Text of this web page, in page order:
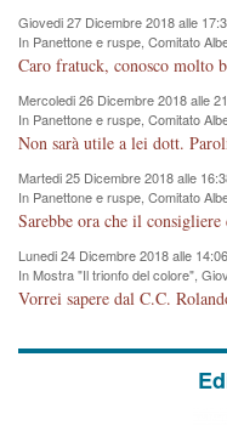
Giovedi 27 Dicembre 2018 alle
In Panettone e ruspe, Comitato
cronoprogramma"
Mercoledi 26 Dicembre 2018 alle
In Panettone e ruspe, Comitato
cronoprogramma"
Martedi 25 Dicembre 2018 alle
In Panettone e ruspe, Comitato
cronoprogramma"
Lunedi 24 Dicembre 2018 alle
In Mostra "Il trionfo del colore",